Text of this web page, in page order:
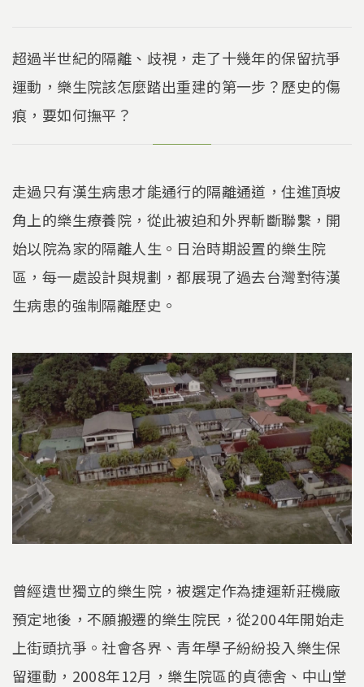
超過半世紀的隔離、歧視，走了十幾年的保留抗爭
運動，樂生院該怎麼踏出重建的第一步？歷史的傷
痕，要如何撫平？
走過只有漢生病患才能通行的隔離通道，住進頂坡
角上的樂生療養院，從此被迫和外界斬斷聯繫，開
始以院為家的隔離人生。日治時期設置的樂生院
區，每一處設計與規劃，都展現了過去台灣對待漢
生病患的強制隔離歷史。
曾經遺世獨立的樂生院，被選定作為捷運新莊機廠
預定地後，不願搬遷的樂生院民，從2004年開始走
上街頭抗爭。社會各界、青年學子紛紛投入樂生保
留運動，2008年12月，樂生院區的貞德舍、中山堂